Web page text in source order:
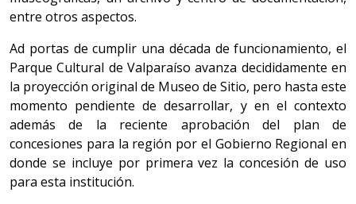
entre otros aspectos.
Ad portas de cumplir una década de funcionamiento, el
Parque Cultural de Valparaíso avanza decididamente en
la proyección original de Museo de Sitio, pero hasta este
momento pendiente de desarrollar, y en el contexto
además de la reciente aprobación del plan de
concesiones para la región por el Gobierno Regional en
donde se incluye por primera vez la concesión de uso
para esta institución.